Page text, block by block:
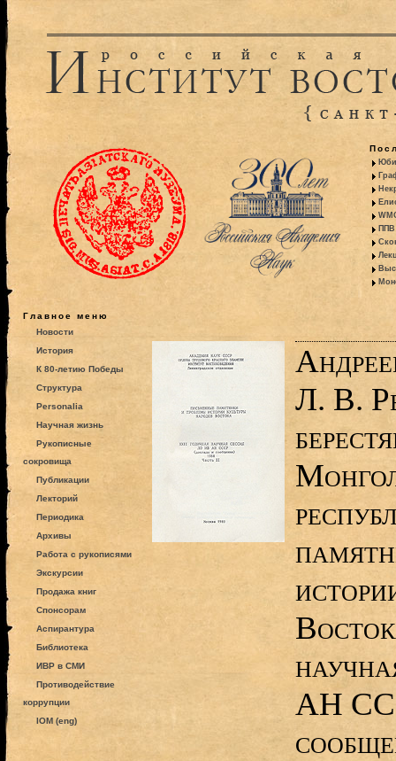
ППВ
Главное меню
Новости
История
К 80-летию Победы
Структура
Personalia
Научная жизнь
Рукописные
сокровища
Публикации
Лекторий
Периодика
Архивы
Работа с рукописями
Экскурсии
Продажа книг
Спонсорам
Аспирантура
Библиотека
ИВР в СМИ
Противодействие
коррупции
IOM (eng)
Л. В.
АН